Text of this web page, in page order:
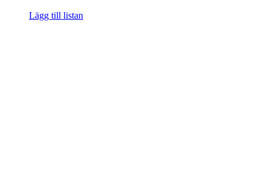
Lägg till listan